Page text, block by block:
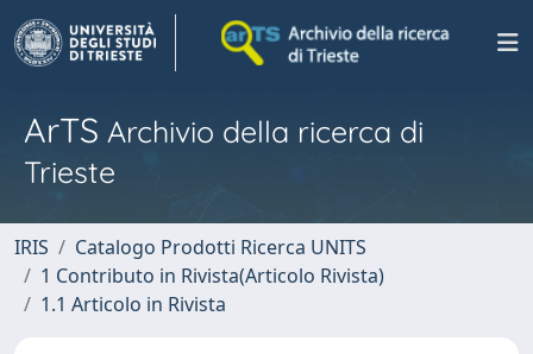
ArTS Archivio della ricerca di
Trieste
IRIS
Catalogo Prodotti Ricerca UNITS
1 Contributo in Rivista(Articolo Rivista)
1.1 Articolo in Rivista